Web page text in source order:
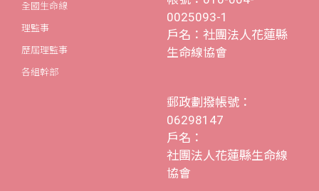
全國生命線
理監事
歷屆理監事
各組幹部
0025093-1
戶名：社團法人花蓮縣
生命線協會
郵政劃撥帳號：
06298147
戶名：
社團法人花蓮縣生命線
協會